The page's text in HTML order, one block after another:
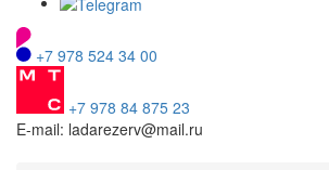
+7 978 524 34 00
+7 978 84 875 23
E-mail: ladarezerv@mail.ru